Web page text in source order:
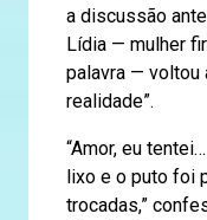
a discussão
Lídia — mulher
palavra — voltou
realidade”.
“Amor, eu
lixo e o puto foi
trocadas,”